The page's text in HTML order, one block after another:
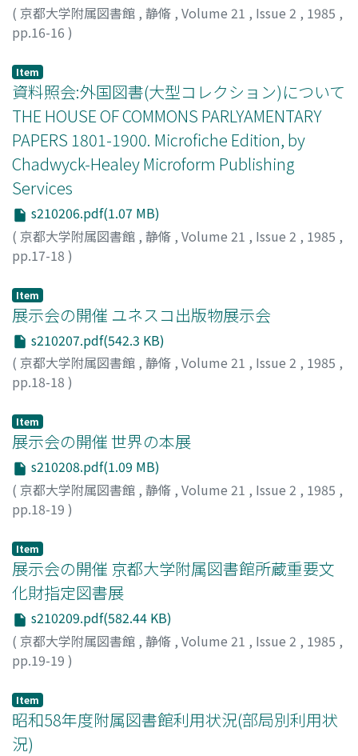
( 京都大学附属図書館 , 静脩 , Volume 21 , Issue 2 , 1985 ,
pp.16-16 )
Item
資料照会:外国図書(大型コレクション)について
THE HOUSE OF COMMONS PARLYAMENTARY
PAPERS 1801-1900. Microfiche Edition, by
Chadwyck-Healey Microform Publishing
Services
s210206.pdf(1.07 MB)
( 京都大学附属図書館 , 静脩 , Volume 21 , Issue 2 , 1985 ,
pp.17-18 )
Item
展示会の開催 ユネスコ出版物展示会
s210207.pdf(542.3 KB)
( 京都大学附属図書館 , 静脩 , Volume 21 , Issue 2 , 1985 ,
pp.18-18 )
Item
展示会の開催 世界の本展
s210208.pdf(1.09 MB)
( 京都大学附属図書館 , 静脩 , Volume 21 , Issue 2 , 1985 ,
pp.18-19 )
Item
展示会の開催 京都大学附属図書館所蔵重要文
化財指定図書展
s210209.pdf(582.44 KB)
( 京都大学附属図書館 , 静脩 , Volume 21 , Issue 2 , 1985 ,
pp.19-19 )
Item
昭和58年度附属図書館利用状況(部局別利用状
況)